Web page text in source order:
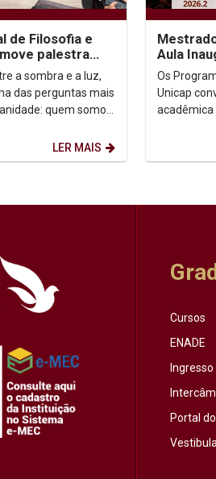
de Filosofia e
palestra
a sombra e a luz,
das perguntas mais
quem somos,
LER MAIS
Aula
Os
Unicap
acadêmica
Cursos
ENADE
Ingresso
Portal